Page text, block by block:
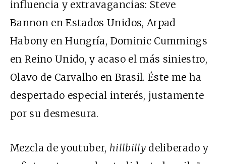
influencia y extravagancias: Steve
Bannon en Estados Unidos, Arpad
Habony en Hungría, Dominic Cummings
en Reino Unido, y acaso el más siniestro,
Olavo de Carvalho en Brasil. Éste me ha
despertado especial interés, justamente
por su desmesura.
Mezcla de youtuber, hillbillydeliberado y